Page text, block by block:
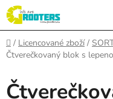
Přejít
na
obsah
Domů
/ Licencované zboží /
Čtverečkovaný blok s